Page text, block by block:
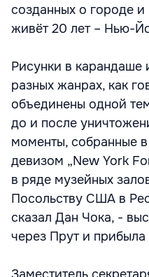
созданных о городе
живёт 20 лет – Нью-
Рисунки в карандаше
разных жанрах, как
объединены одной
до и после
моменты, собранные
девизом „New York
в ряде музейных
Посольству США в
сказал Дан Чока, -
через Прут и